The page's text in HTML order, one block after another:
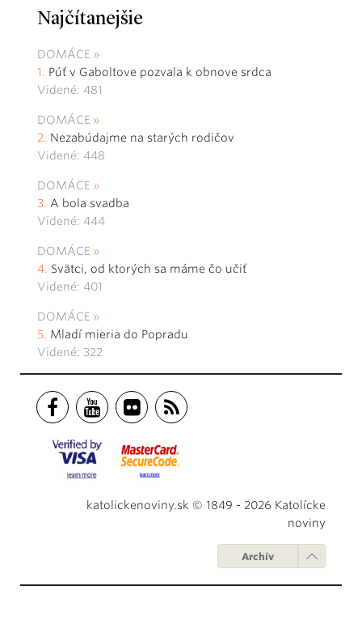
Najčítanejšie
DOMÁCE
Púť v Gaboltove pozvala k obnove srdca
Videné: 481
DOMÁCE
Nezabúdajme na starých rodičov
Videné: 448
DOMÁCE
A bola svadba
Videné: 444
DOMÁCE
Svätci, od ktorých sa máme čo učiť
Videné: 401
DOMÁCE
Mladí mieria do Popradu
Videné: 322
katolickenoviny.sk © 1849 - 2026 Katolícke
noviny
Archív